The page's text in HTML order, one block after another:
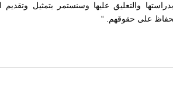
والتعليق عليها وسنستمر بتمثيل وتقديم
للحفاظ على حقوقهم. “